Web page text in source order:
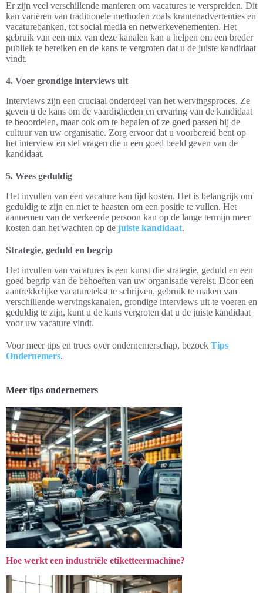
Er zijn veel verschillende manieren om vacatures te verspreiden. Dit
kan variëren van traditionele methoden zoals krantenadvertenties en
vacaturebanken, tot social media en netwerkevenementen. Het
gebruik van een mix van deze kanalen kan u helpen om een breder
publiek te bereiken en de kans te vergroten dat u de juiste kandidaat
vindt.
4. Voer grondige interviews uit
Interviews zijn een cruciaal onderdeel van het wervingsproces. Ze
geven u de kans om de vaardigheden en ervaring van de kandidaat
te beoordelen, maar ook om te bepalen of ze goed passen bij de
cultuur van uw organisatie. Zorg ervoor dat u voorbereid bent op
het interview en stel vragen die u een goed beeld geven van de
kandidaat.
5. Wees geduldig
Het invullen van een vacature kan tijd kosten. Het is belangrijk om
geduldig te zijn en niet te haasten om een positie te vullen. Het
aannemen van de verkeerde persoon kan op de lange termijn meer
kosten dan het wachten op de juiste kandidaat.
Strategie, geduld en begrip
Het invullen van vacatures is een kunst die strategie, geduld en een
goed begrip van de behoeften van uw organisatie vereist. Door een
aantrekkelijke vacaturetekst te schrijven, gebruik te maken van
verschillende wervingskanalen, grondige interviews uit te voeren en
geduldig te zijn, kunt u de kans vergroten dat u de juiste kandidaat
voor uw vacature vindt.
Voor meer tips en trucs over ondernemerschap, bezoek Tips
Ondernemers.
Meer tips ondernemers
Hoe werkt een industriële etiketteermachine?